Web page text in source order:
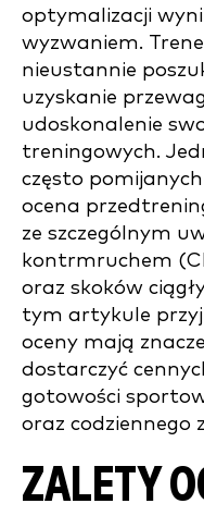
optymalizacji
wyzwaniem.
nieustannie
uzyskanie
udoskonalenie
treningowych.
często
ocena
ze szczególnym
kontrmruchem
oraz skoków
tym artykule
oceny mają
dostarczyć
gotowości
oraz codziennego
ZALETY